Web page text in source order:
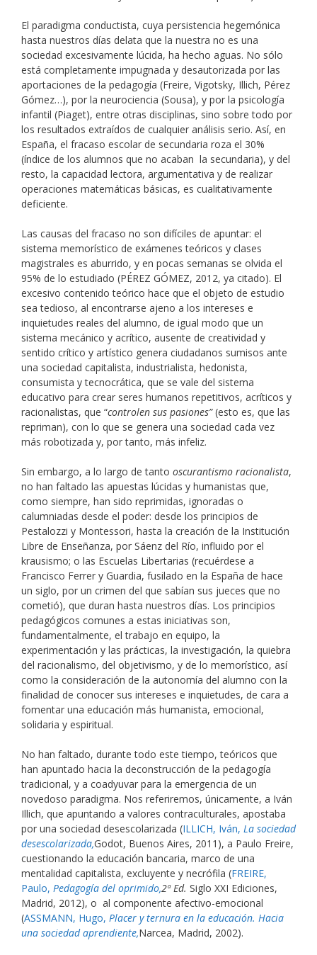
El paradigma conductista, cuya persistencia hegemónica
hasta nuestros días delata que la nuestra no es una
sociedad excesivamente lúcida, ha hecho aguas. No sólo
está completamente impugnada y desautorizada por las
aportaciones de la pedagogía (Freire, Vigotsky, Illich, Pérez
Gómez…), por la neurociencia (Sousa), y por la psicología
infantil (Piaget), entre otras disciplinas, sino sobre todo por
los resultados extraídos de cualquier análisis serio. Así, en
España, el fracaso escolar de secundaria roza el 30%
(índice de los alumnos que no acaban la secundaria), y del
resto, la capacidad lectora, argumentativa y de realizar
operaciones matemáticas básicas, es cualitativamente
deficiente.
Las causas del fracaso no son difíciles de apuntar: el
sistema memorístico de exámenes teóricos y clases
magistrales es aburrido, y en pocas semanas se olvida el
95% de lo estudiado (PÉREZ GÓMEZ, 2012, ya citado). El
excesivo contenido teórico hace que el objeto de estudio
sea tedioso, al encontrarse ajeno a los intereses e
inquietudes reales del alumno, de igual modo que un
sistema mecánico y acrítico, ausente de creatividad y
sentido crítico y artístico genera ciudadanos sumisos ante
una sociedad capitalista, industrialista, hedonista,
consumista y tecnocrática, que se vale del sistema
educativo para crear seres humanos repetitivos, acríticos y
racionalistas, que “controlen sus pasiones”(esto es, que las
repriman), con lo que se genera una sociedad cada vez
más robotizada y, por tanto, más infeliz.
Sin embargo, a lo largo de tanto oscurantismo racionalista,
no han faltado las apuestas lúcidas y humanistas que,
como siempre, han sido reprimidas, ignoradas o
calumniadas desde el poder: desde los principios de
Pestalozzi y Montessori, hasta la creación de la Institución
Libre de Enseñanza, por Sáenz del Río, influido por el
krausismo; o las Escuelas Libertarias (recuérdese a
Francisco Ferrer y Guardia, fusilado en la España de hace
un siglo, por un crimen del que sabían sus jueces que no
cometió), que duran hasta nuestros días. Los principios
pedagógicos comunes a estas iniciativas son,
fundamentalmente, el trabajo en equipo, la
experimentación y las prácticas, la investigación, la quiebra
del racionalismo, del objetivismo, y de lo memorístico, así
como la consideración de la autonomía del alumno con la
finalidad de conocer sus intereses e inquietudes, de cara a
fomentar una educación más humanista, emocional,
solidaria y espiritual.
No han faltado, durante todo este tiempo, teóricos que
han apuntado hacia la deconstrucción de la pedagogía
tradicional, y a coadyuvar para la emergencia de un
novedoso paradigma. Nos referiremos, únicamente, a Iván
Illich, que apuntando a valores contraculturales, apostaba
por una sociedad desescolarizada (ILLICH, Iván, La sociedad
desescolarizada,Godot, Buenos Aires, 2011), a Paulo Freire,
cuestionando la educación bancaria, marco de una
mentalidad capitalista, excluyente y necrófila (FREIRE,
Paulo, Pedagogía del oprimido,2ª Ed. Siglo XXI Ediciones,
Madrid, 2012), o al componente afectivo-emocional
(ASSMANN, Hugo, Placer y ternura en la educación. Hacia
una sociedad aprendiente,Narcea, Madrid, 2002).